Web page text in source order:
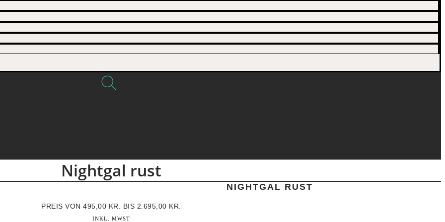
Nightgal rust
NIGHTGAL RUST
PREIS VON495,00 KR. BIS 2.695,00 KR.
INKL. MWST